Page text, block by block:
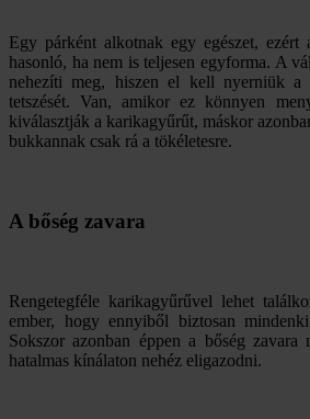
Egy párként alkotnak egy egészet, ezért
hasonló, ha nem is teljesen egyforma. A
nehezíti meg, hiszen el kell nyerniük a
tetszését. Van, amikor ez könnyen
kiválasztják a karikagyűrűt, máskor
bukkannak csak rá a tökéletesre.
A bőség zavara
Rengetegféle karikagyűrűvel lehet
ember, hogy ennyiből biztosan
Sokszor azonban éppen a bőség zavara
hatalmas kínálaton nehéz eligazodni.